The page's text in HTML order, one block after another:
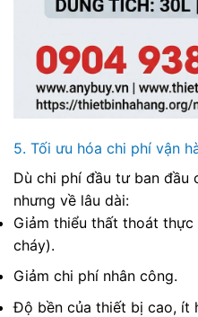
5. Tối ưu hóa chi phí vận
Dù chi phí đầu tư ban đầu
nhưng về lâu dài:
Giảm thiểu thất thoát
cháy).
Giảm chi phí nhân công.
Độ bền của thiết bị cao, ít